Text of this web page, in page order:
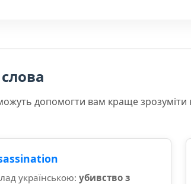
допомогти вам краще зрозуміти
українською: убивство з